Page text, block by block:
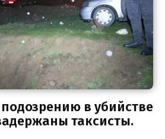
в убийстве
таксисты.